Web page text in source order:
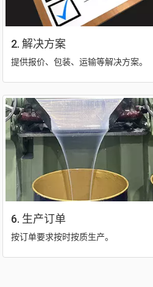
2. 解决方案
提供报价、包装、运输等解决方案。
6. 生产订单
按订单要求按时按质生产。